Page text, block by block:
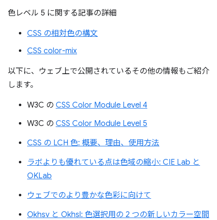
色レベル 5 に関する記事の詳細
CSS の相対色の構文
CSS color-mix
以下に、ウェブ上で公開されているその他の情報もご紹介
します。
W3C の CSS Color Module Level 4
W3C の CSS Color Module Level 5
CSS の LCH 色: 概要、理由、使用方法
ラボよりも優れている点は色域の縮小: CIE Lab と
OKLab
ウェブでのより豊かな色彩に向けて
Okhsv と Okhsl: 色選択用の 2 つの新しいカラー空間